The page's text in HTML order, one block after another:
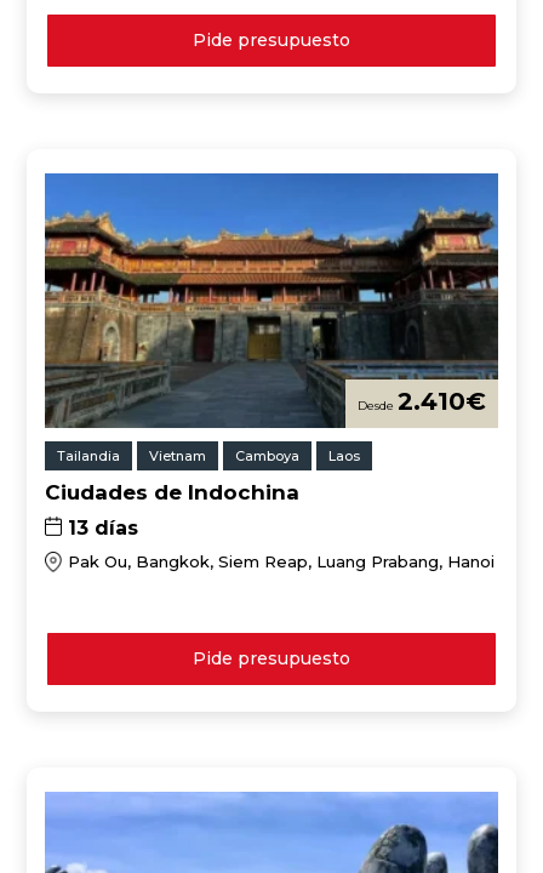
Pide presupuesto
2.410€
Tailandia Vietnam Camboya Laos
Ciudades de Indochina
13 días
Pak Ou, Bangkok, Siem Reap, Luang Prabang, Hanoi
Pide presupuesto